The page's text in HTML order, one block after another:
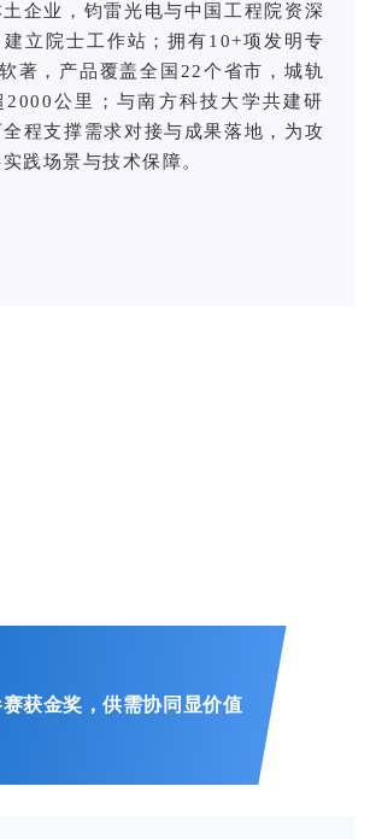
企业，钧雷光电与中国工程院资深
建立院士工作站；拥有10+项发明专
著，产品覆盖全国22个省市，城轨
2000公里；与南方科技大学共建研
程支撑需求对接与成果落地，为攻
践场景与技术保障。
获金奖，供需协同显价值